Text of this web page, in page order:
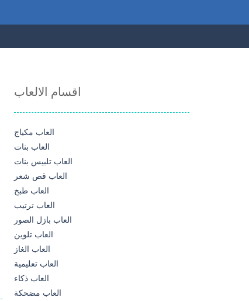
اقسام الالعاب
العاب مكياج
العاب بنات
العاب تلبيس بنات
العاب قص شعر
العاب طبخ
العاب ترتيب
العاب بازل الصور
العاب تلوين
العاب الغاز
العاب تعليمية
العاب ذكاء
العاب مضحكة